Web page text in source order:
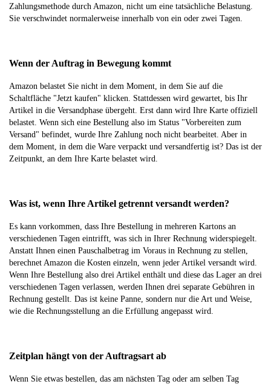
Zahlungsmethode durch Amazon, nicht um eine tatsächliche Belastung.
Sie verschwindet normalerweise innerhalb von ein oder zwei Tagen.
Wenn der Auftrag in Bewegung kommt
Amazon belastet Sie nicht in dem Moment, in dem Sie auf die
Schaltfläche "Jetzt kaufen" klicken. Stattdessen wird gewartet, bis Ihr
Artikel in die Versandphase übergeht. Erst dann wird Ihre Karte offiziell
belastet. Wenn sich eine Bestellung also im Status "Vorbereiten zum
Versand" befindet, wurde Ihre Zahlung noch nicht bearbeitet. Aber in
dem Moment, in dem die Ware verpackt und versandfertig ist? Das ist der
Zeitpunkt, an dem Ihre Karte belastet wird.
Was ist, wenn Ihre Artikel getrennt versandt werden?
Es kann vorkommen, dass Ihre Bestellung in mehreren Kartons an
verschiedenen Tagen eintrifft, was sich in Ihrer Rechnung widerspiegelt.
Anstatt Ihnen einen Pauschalbetrag im Voraus in Rechnung zu stellen,
berechnet Amazon die Kosten einzeln, wenn jeder Artikel versandt wird.
Wenn Ihre Bestellung also drei Artikel enthält und diese das Lager an drei
verschiedenen Tagen verlassen, werden Ihnen drei separate Gebühren in
Rechnung gestellt. Das ist keine Panne, sondern nur die Art und Weise,
wie die Rechnungsstellung an die Erfüllung angepasst wird.
Zeitplan hängt von der Auftragsart ab
Wenn Sie etwas bestellen, das am nächsten Tag oder am selben Tag